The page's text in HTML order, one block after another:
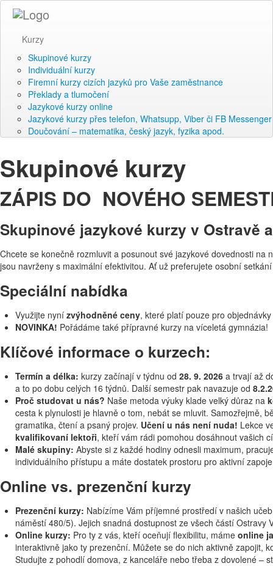
Kurzy
Skupinové kurzy
Individuální kurzy
Firemní kurzy cizích jazyků pro Vaše zaměstnance
Překlady a tlumočení
Jazykové kurzy online
Jazykové kurzy přes telefon, Whatsupp, Viber či FB Messenger
Doučování – matematika, český jazyk, fyzika apod.
Skupinové kurzy
ZÁPIS DO NOVÉHO
Skupinové jazykové kurzy v Ostravě
Chcete se konečně rozmluvit a posunout své jazykové dovednosti na
jsou navrženy s maximální efektivitou. Ať už preferujete osobní
Speciální nabídka
Využijte nyní zvýhodněné ceny, které platí pouze pro
NOVINKA! Pořádáme také přípravné kurzy na víceletá gymnázia!
Klíčové informace o kurzech:
Termín a délka: kurzy začínají v týdnu od 28. 9. 2026 a trvají až
a to po dobu celých 16 týdnů. Další semestr pak navazuje od
Proč studovat u nás? Naše metoda výuky klade velký důraz na
cesta k plynulosti je hlavně o tom, nebát se mluvit. Samozřejmě,
gramatika, čtení a psaný projev. Učení u nás není nuda! Lekce
kvalifikovaní lektoři, kteří vám rádi pomohou dosáhnout vašich
Malé skupiny: Abyste si z každé hodiny odnesli maximum,
individuálního přístupu a máte dostatek prostoru pro aktivní
Online vs. prezenční kurzy
Prezenční kurzy: Nabízíme Vám příjemné prostředí v našich
náměstí 480/5). Jejich snadná dostupnost ze všech částí
Online kurzy: Pro ty z vás, kteří oceňují flexibilitu, máme online
interaktivně jako ty prezenční. Můžete se do nich aktivně zapojit,
Studujte z pohodlí domova, z kanceláře nebo třeba z dovolené –